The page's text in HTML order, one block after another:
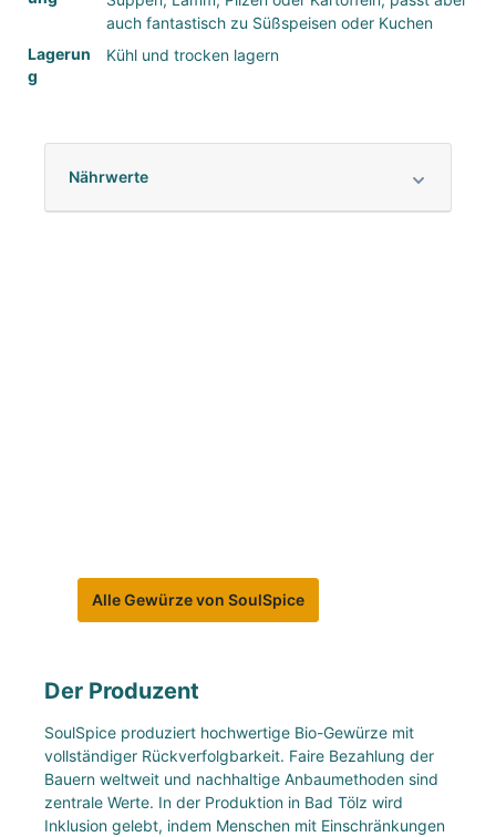
auch fantastisch zu Süßspeisen oder Kuchen
Lagerun
g
Kühl und trocken lagern
Nährwerte
Alle Gewürze von SoulSpice
Der Produzent
SoulSpice produziert hochwertige Bio-Gewürze mit
vollständiger Rückverfolgbarkeit. Faire Bezahlung der
Bauern weltweit und nachhaltige Anbaumethoden sind
zentrale Werte. In der Produktion in Bad Tölz wird
Inklusion gelebt, indem Menschen mit Einschränkungen